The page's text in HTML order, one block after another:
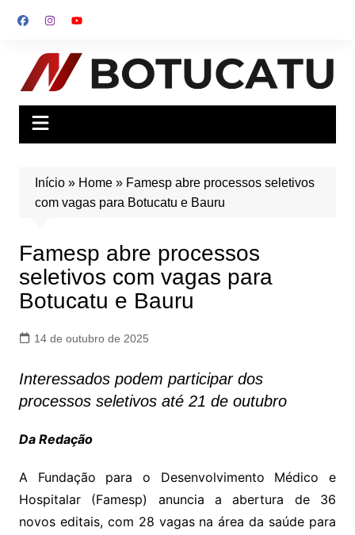
para
conteúdo
Início» Home» Famesp abre processos seletivos
com vagas para Botucatu e Bauru
Famesp abre processos
seletivos com vagas para
Botucatu e Bauru
14 de outubro de 2025
Interessados podem participar dos
processos seletivos até 21 de outubro
Da Redação
A Fundação para o Desenvolvimento Médico e
Hospitalar (Famesp) anuncia a abertura de 36
novos editais, com 28 vagas na área da saúde para